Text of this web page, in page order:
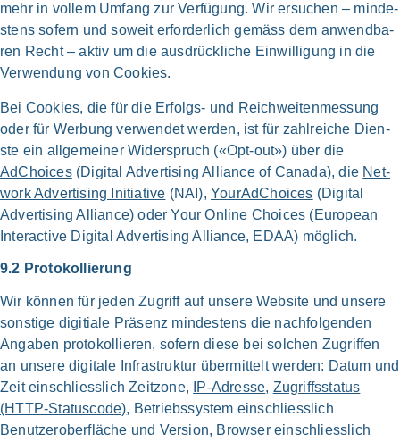
mehr in vol­lem Umfang zur Ver­fü­gung. Wir ersu­chen – min­de­
stens sofern und soweit erfor­der­lich gemäss dem anwend­ba­
ren Recht – aktiv um die aus­drück­li­che Ein­willigung in die
Ver­wen­dung von Coo­kies.
Bei Coo­kies, die für die Erfolgs- und Reich­wei­ten­mes­sung
oder für Wer­bung ver­wen­det wer­den, ist für zahl­rei­che Dien­
ste ein all­ge­mei­ner Wider­spruch («Opt-out») über die
AdChoices(Digi­tal Adver­ti­sing Alli­ance of Cana­da), die Net­
work Adver­ti­sing Initia­ti­ve (NAI),You­rAd­Choices (Digi­tal
Adver­ti­sing Alli­ance) oderYour Online Choices (Euro­pean
Inter­ac­ti­ve Digi­tal Adver­ti­sing Alli­ance, EDAA) mög­lich.
9.2 Pro­to­kol­lie­rung
Wir kön­nen für jeden Zugriff auf unse­re Web­site und unse­re
son­sti­ge digitia­le Prä­senz min­de­stens die nach­folgenden
Anga­ben pro­to­kol­lie­ren, sofern die­se bei sol­chen Zugrif­fen
an unse­re digi­ta­le Infra­struk­tur über­mit­telt wer­den: Datum und
Zeit ein­schliess­lich Zeit­zo­ne,
IP-Adresse, Zugriffs­status
(HTTP-Statuscode), Betriebs­system ein­schliess­lich
Benutzer­oberfläche und Ver­si­on, Brow­ser ein­schliess­lich